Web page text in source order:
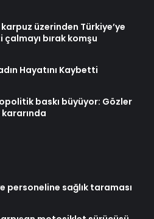
üzerinden Türkiye’ye
bırak komşu
Hayatını Kaybetti
baskı büyüyor: Gözler
kararında
personeline sağlık taraması